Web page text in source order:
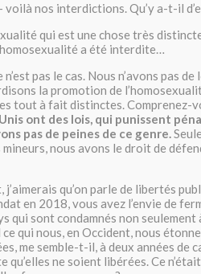
nos interdictions. Qu’y a-t-il
qui est une chose très
a été interdite…
n’est pas le cas. Nous n’avons pas
la promotion de
tout à fait distinctes. Comprenez-
ont des lois, qui punissent
pas de peines de ce genre.
nous avons le droit de
j’aimerais qu’on parle de libertés
en 2018, vous avez l’envie de
qui sont condamnés non seulement
qui nous, en Occident, nous
me semble-t-il, à deux années de
qu’elles ne soient libérées. Ce